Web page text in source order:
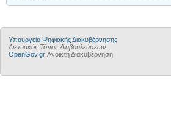
Υπουργείο Ψηφιακής Διακυβέρνησης
Δικτυακός Τόπος Διαβουλεύσεων
OpenGov.gr Ανοικτή Διακυβέρνηση